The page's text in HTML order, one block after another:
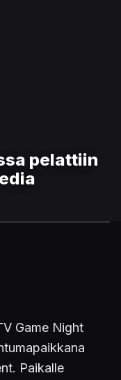
pelattiin
Game Night
Paikalle